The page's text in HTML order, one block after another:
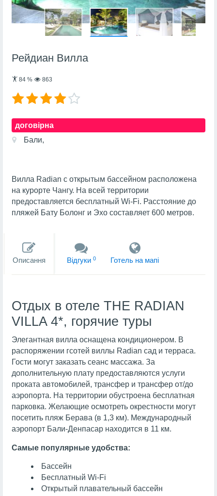
Рейдиан Вилла
84% 863
договірна
Бали,
Вилла Radian с открытым бассейном расположена
на курорте Чангу. На всей территории
предоставляется бесплатный Wi-Fi. Расстояние до
пляжей Бату Болонг и Эхо составляет 600 метров.
Описання Вiдгуки 0 Готель на мапi
Отдых в отеле THE RADIAN
VILLA 4*, горячие туры
Элегантная вилла оснащена кондиционером. В
распоряжении гсотей виллы Radian сад и терраса.
Гости могут заказать сеанс массажа. За
дополнительную плату предоставляются услуги
проката автомобилей, трансфер и трансфер от/до
аэропорта. На территории обустроена бесплатная
парковка. Желающие осмотреть окрестности могут
посетить пляж Берава (в 1,3 км). Международный
аэропорт Бали-Денпасар находится в 11 км.
Самые популярные удобства:
Бассейн
Бесплатный Wi-Fi
Открытый плавательный бассейн